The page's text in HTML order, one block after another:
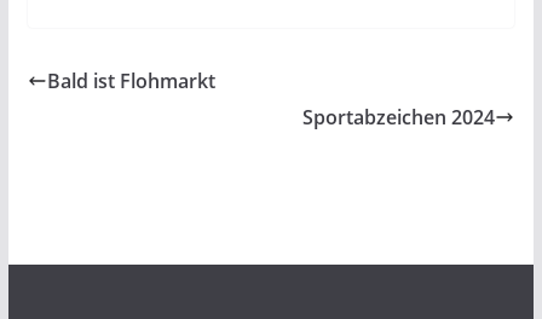
Bald ist Flohmarkt
Sportabzeichen 2024